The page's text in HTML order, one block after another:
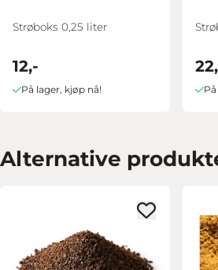
Strøboks 0,25 liter
12,-
På lager, kjøp nå! På
Alternative